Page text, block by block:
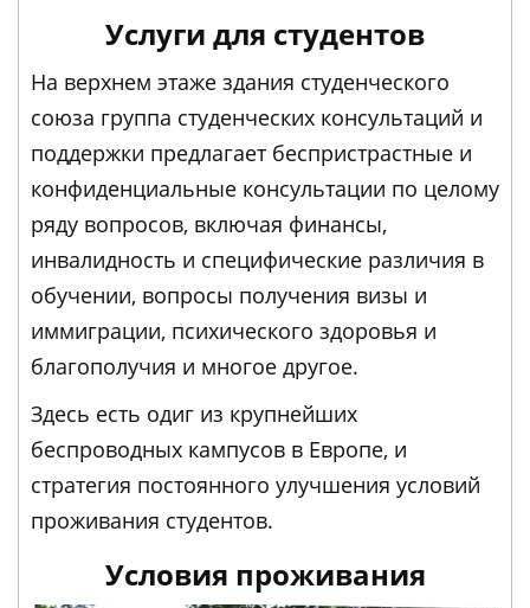
Услуги для студентов
На верхнем этаже здания студенческого
союза группа студенческих консультаций и
поддержки предлагает беспристрастные и
конфиденциальные консультации по целому
ряду вопросов, включая финансы,
инвалидность и специфические различия в
обучении, вопросы получения визы и
иммиграции, психического здоровья и
благополучия и многое другое.
Здесь есть одиг из крупнейших
беспроводных кампусов в Европе, и
стратегия постоянного улучшения условий
проживания студентов.
Условия проживания